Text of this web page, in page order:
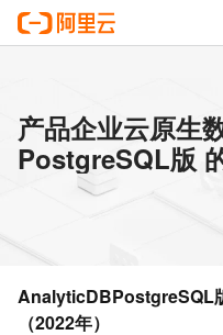
产品企业云原生
PostgreSQL版
AnalyticDBPostgreSQL
（2022年）